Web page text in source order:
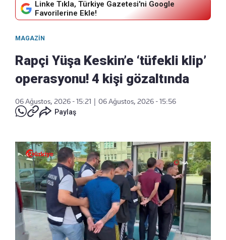
Linke Tıkla, Türkiye Gazetesi'ni Google
Favorilerine Ekle!
MAGAZIN
Rapçi Yüşa Keskin’e ‘tüfekli klip’
operasyonu! 4 kişi gözaltında
06 Ağustos, 2026 - 15:21
06 Ağustos, 2026 - 15:56
Paylaş